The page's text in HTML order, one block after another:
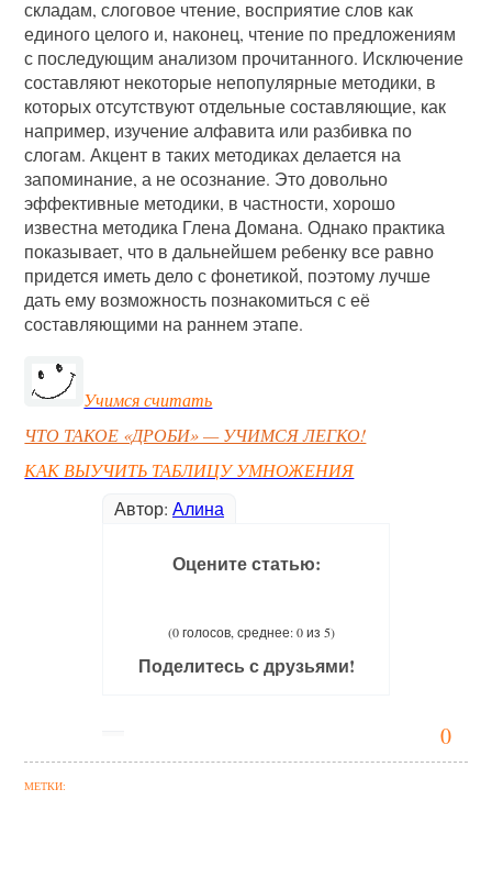
0
складам, слоговое чтение, восприятие слов как
единого целого и, наконец, чтение по предложениям
с последующим анализом прочитанного. Исключение
составляют некоторые непопулярные методики, в
которых отсутствуют отдельные составляющие, как
например, изучение алфавита или разбивка по
слогам. Акцент в таких методиках делается на
запоминание, а не осознание. Это довольно
эффективные методики, в частности, хорошо
известна методика Глена Домана. Однако практика
показывает, что в дальнейшем ребенку все равно
придется иметь дело с фонетикой, поэтому лучше
дать ему возможность познакомиться с её
составляющими на раннем этапе.
Учимся считать
ЧТО ТАКОЕ «ДРОБИ» — УЧИМСЯ ЛЕГКО!
КАК ВЫУЧИТЬ ТАБЛИЦУ УМНОЖЕНИЯ
Автор: Алина
Оцените статью:
(0 голосов, среднее: 0 из 5)
Поделитесь с друзьями!
МЕТКИ: